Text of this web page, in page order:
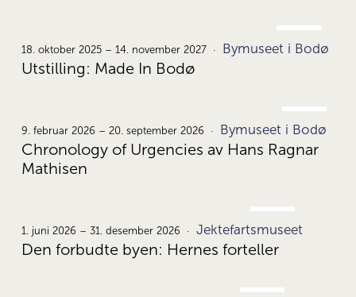
18.
18. oktober 2025 – 14. november 2027 Bymuseet i Bodø
Utstilling: Made In Bodø
9.
9. februar 2026 – 20. september 2026 Bymuseet i Bodø
Chronology of Urgencies av Hans Ragnar
Mathisen
1.
1. juni 2026 – 31. desember 2026 Jektefartsmuseet
Den forbudte byen: Hernes forteller